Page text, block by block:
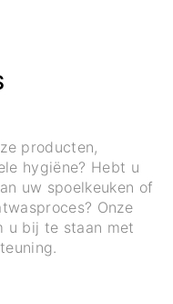
producten,
hygiëne? Hebt u
uw spoelkeuken of
Onze
u bij te staan met